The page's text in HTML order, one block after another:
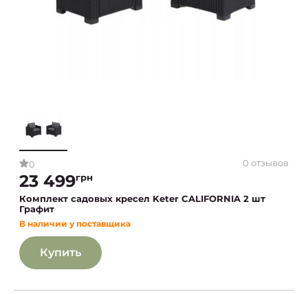
0 0 отзывов
23 499грн
Комплект садовых кресел Keter CALIFORNIA 2 шт
Графит
В наличии у поставщика
Купить